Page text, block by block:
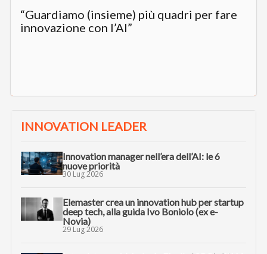
“Guardiamo (insieme) più quadri per fare
innovazione con l’AI”
INNOVATION LEADER
Innovation manager nell’era dell’AI: le 6
nuove priorità
30 Lug 2026
Elemaster crea un innovation hub per startup
deep tech, alla guida Ivo Boniolo (ex e-
Novia)
29 Lug 2026